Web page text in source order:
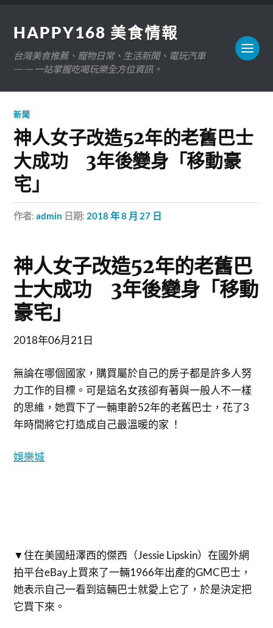
HAPPY168 美食情報
台灣美食推薦、寵物日常、生活新聞、電玩汽車
——一站掌握吃喝玩樂全方位資訊。
新聞
神人女子改造52年的老舊巴士
大成功 3年後變身「移動豪
宅」
作者:admin 日期: 2018 年 8 月 27 日
神人女子改造52年的老舊巴
士大成功 3年後變身「移動
豪宅」
2018年06月21日
無論在哪個國家，購買屬於自己的房子都是許多人努
力工作的目標。可是這名女孩卻有著與一般人不一樣
的思維，她買下了一輛車齡52年的老舊巴士，花了3
年時間將它打造成自己最溫暖的家 ！
娛樂城
▼住在美國紐澤西的傑西（Jessie Lipskin）在國外網
拍平台eBay上買來了一輛1966年出產的GMC巴士，
她表示自己一看到這輛巴士就愛上它了，於是決定把
它買下來。